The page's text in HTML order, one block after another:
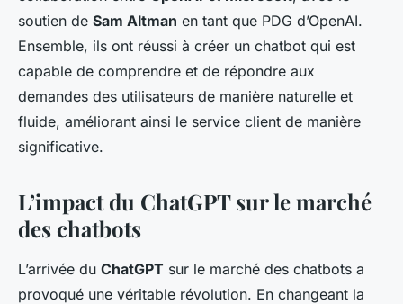
soutien de Sam Altman en tant que PDG d’OpenAI.
Ensemble, ils ont réussi à créer un chatbot qui est
capable de comprendre et de répondre aux
demandes des utilisateurs de manière naturelle et
fluide, améliorant ainsi le service client de manière
significative.
L’impact du ChatGPT sur le marché
des chatbots
L’arrivée du ChatGPT sur le marché des chatbots a
provoqué une véritable révolution. En changeant la